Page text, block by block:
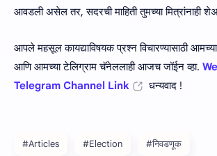
आवडली असेल तर, सदरची माहिती तुमच्या मित्रांनाही
आपले महसूल कायद्याविषयक प्रश्न विचारण्यासाठी
आणि आमच्या टेलिग्राम चॅनेललाही आजच जॉईन व्हा.
Telegram Channel Link
धन्यवाद !
#Articles #Election #निवडणूक